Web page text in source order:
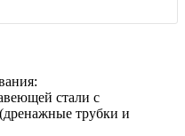
стали с
трубки и